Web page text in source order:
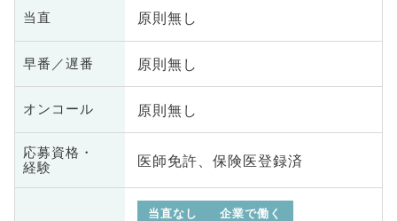
当直 原則無し
早番／遅番 原則無し
オンコール 原則無し
応募資格・
経験
医師免許、保険医登録済
当直なし
企業で働く